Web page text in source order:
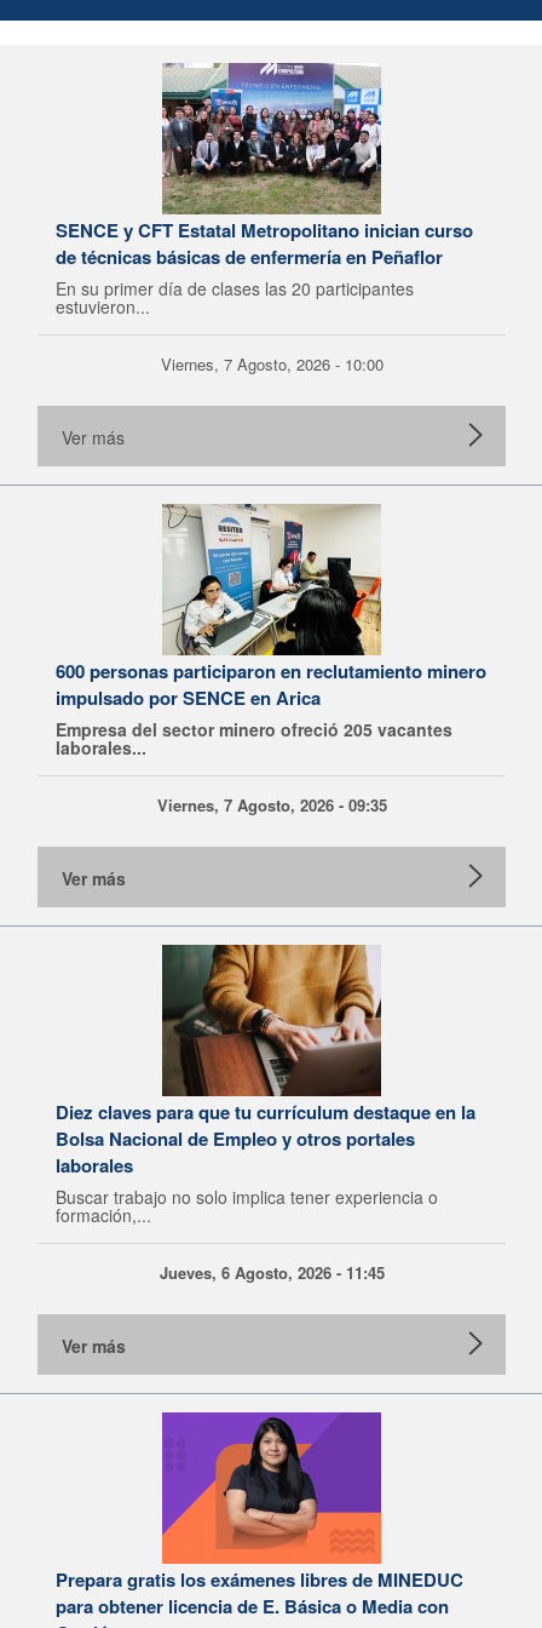
SENCE y CFT Estatal Metropolitano inician curso
de técnicas básicas de enfermería en Peñaflor
En su primer día de clases las 20 participantes
estuvieron...
Viernes, 7 Agosto, 2026 - 10:00
Ver más
600 personas participaron en reclutamiento minero
impulsado por SENCE en Arica
Empresa del sector minero ofreció 205 vacantes
laborales...
Viernes, 7 Agosto, 2026 - 09:35
Ver más
Diez claves para que tu currículum destaque en la
Bolsa Nacional de Empleo y otros portales
laborales
Buscar trabajo no solo implica tener experiencia o
formación,...
Jueves, 6 Agosto, 2026 - 11:45
Ver más
Prepara gratis los exámenes libres de MINEDUC
para obtener licencia de E. Básica o Media con